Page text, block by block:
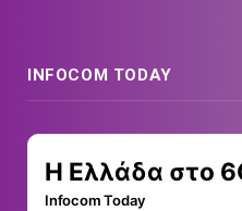
INFOCOM TODAY